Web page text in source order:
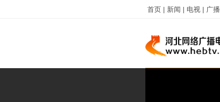
首页 | 新闻 | 电视 | 广